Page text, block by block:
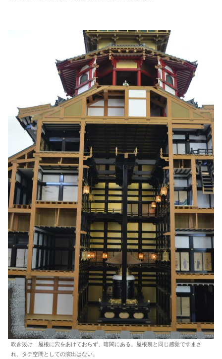
吹き抜け 屋根に穴をあけておらず、暗闇にある。屋根裏と同じ感覚ですまさ
れ、タテ空間としての演出はない。